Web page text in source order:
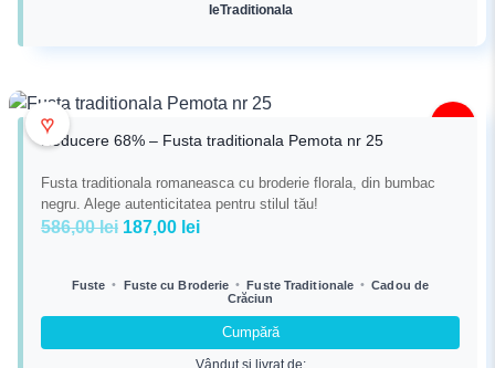
IeTraditionala
♥
Reducere 68% – Fusta traditionala Pemota nr 25
Fusta traditionala romaneasca cu broderie florala, din bumbac
negru. Alege autenticitatea pentru stilul tău!
586,00lei Prețul
a
187,00 leiPrețul
este:
187,00 lei.
Fuste • Fuste cu Broderie • Fuste Traditionale • Cadou de
Crăciun
Cumpără
Vândut și livrat de: